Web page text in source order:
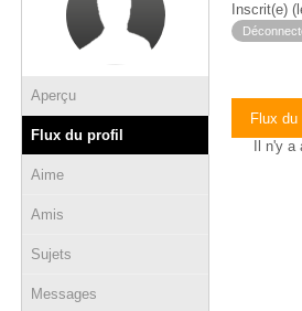
Aperçu
Flux du profil
Aime
Amis
Sujets
Messages
Inscrit(e)
Flux du
Il n'y